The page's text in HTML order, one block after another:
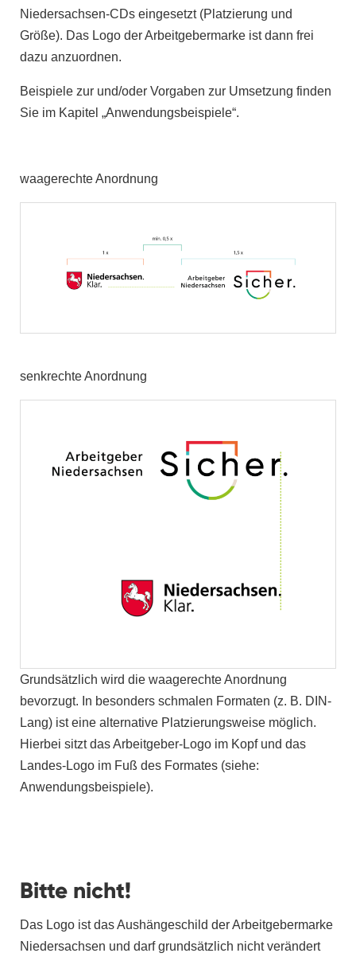
Niedersachsen-CDs eingesetzt (Platzierung und
Größe). Das Logo der Arbeitgebermarke ist dann frei
dazu anzuordnen.
Beispiele zur und/oder Vorgaben zur Umsetzung finden
Sie im Kapitel „Anwendungsbeispiele“.
waagerechte Anordnung
senkrechte Anordnung
Grundsätzlich wird die waagerechte Anordnung
bevorzugt. In besonders schmalen Formaten (z. B. DIN-
Lang) ist eine alternative Platzierungsweise möglich.
Hierbei sitzt das Arbeitgeber-Logo im Kopf und das
Landes-Logo im Fuß des Formates (siehe:
Anwendungsbeispiele).
Bitte nicht!
Das Logo ist das Aushängeschild der Arbeitgebermarke
Niedersachsen und darf grundsätzlich nicht verändert